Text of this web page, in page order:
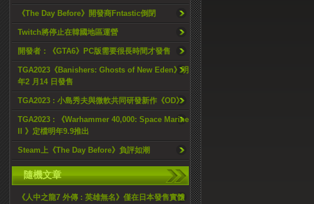
《The Day Before》開發商Fntastic倒閉
Twitch將停止在韓國地區運營
開發者：《GTA6》PC版需要很長時間才發售
TGA2023《Banishers: Ghosts of New Eden》明
年2 月14 日發售
TGA2023 : 小島秀夫與微軟共同研發新作《OD》
TGA2023 : 《Warhammer 40,000: Space Marine
II 》定檔明年9.9推出
Steam上《The Day Before》負評如潮
隨機文章
《人中之龍7 外傳 : 英雄無名》僅在日本發售實體